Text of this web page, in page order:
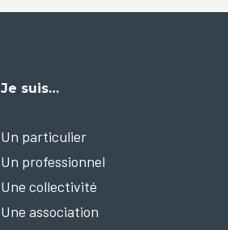
Je suis…
Un particulier
Un professionnel
Une collectivité
Une association